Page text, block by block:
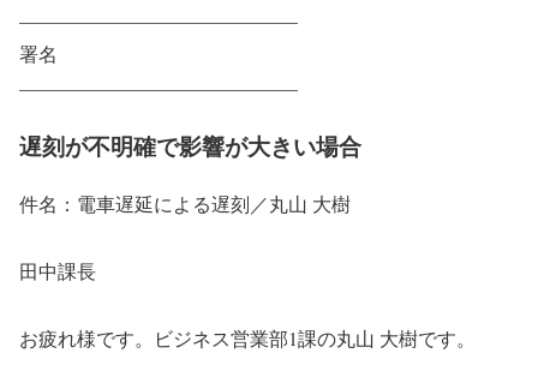
——————————————–
署名
——————————————–
遅刻が不明確で影響が大きい場合
件名：電車遅延による遅刻／丸山 大樹
田中課長
お疲れ様です。ビジネス営業部1課の丸山 大樹です。